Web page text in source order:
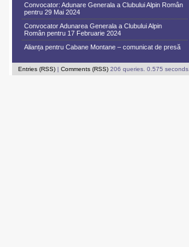
Convocator: Adunare Generala a Clubului Alpin Român
pentru 29 Mai 2024
Convocator Adunarea Generala a Clubului Alpin
Român pentru 17 Februarie 2024
Alianța pentru Cabane Montane – comunicat de presă
Entries (RSS) | Comments (RSS) 206 queries. 0.575 seconds.